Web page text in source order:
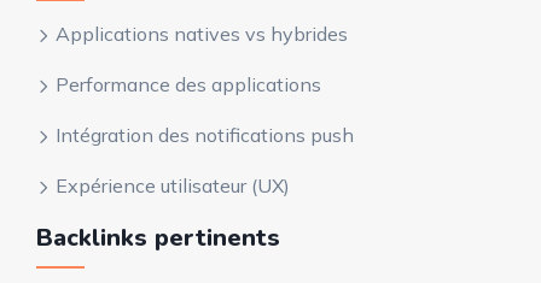
Applications natives vs hybrides
Performance des applications
Intégration des notifications push
Expérience utilisateur (UX)
Backlinks pertinents